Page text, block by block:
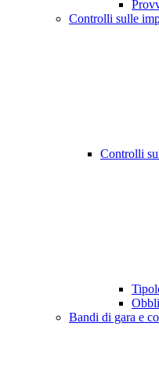
Controlli sulle
Controlli
Bandi di gara e